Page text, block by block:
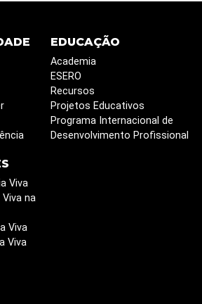
EDUCAÇÃO
Academia
ESERO
Recursos
Projetos Educativos
Programa Internacional de
Desenvolvimento Profissional
Viva
Viva na
Viva
Viva